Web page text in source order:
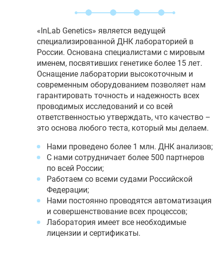
«InLab Genetics» является ведущей
специализированной ДНК лабораторией в
России. Основана специалистами с мировым
именем, посвятивших генетике более 15 лет.
Оснащение лаборатории высокоточным и
современным оборудованием позволяет нам
гарантировать точность и надежность всех
проводимых исследований и со всей
ответственностью утверждать, что качество –
это основа любого теста, который мы делаем.
Нами проведено более 1 млн. ДНК анализов;
С нами сотрудничает более 500 партнеров
по всей России;
Работаем со всеми судами Российской
Федерации;
Нами постоянно проводятся автоматизация
и совершенствование всех процессов;
Лаборатория имеет все необходимые
лицензии и сертификаты.